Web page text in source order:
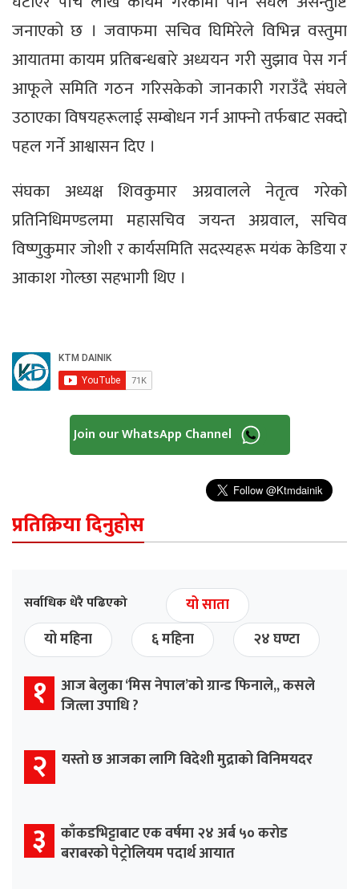
जनाएको छ । जवाफमा सचिव घिमिरेले विभिन्न वस्तुमा
आयातमा कायम प्रतिबन्धबारे अध्ययन गरी सुझाव पेस गर्न
आफूले समिति गठन गरिसकेको जानकारी गराउँदै संघले
उठाएका विषयहरूलाई सम्बोधन गर्न आफ्नो तर्फबाट सक्दो
पहल गर्ने आश्वासन दिए ।
संघका अध्यक्ष शिवकुमार अग्रवालले नेतृत्व गरेको
प्रतिनिधिमण्डलमा महासचिव जयन्त अग्रवाल, सचिव
विष्णुकुमार जोशी र कार्यसमिति सदस्यहरू मयंक केडिया र
आकाश गोल्छा सहभागी थिए ।
Join our WhatsApp Channel
प्रतिक्रिया दिनुहोस
सर्वाधिक धेरै पढिएको
यो साता
यो महिना
६ महिना २४ घण्टा
१ आज बेलुका ‘मिस नेपाल’को ग्रान्ड फिनाले,, कसले
जित्ला उपाधि ?
२ यस्तो छ आजका लागि विदेशी मुद्राको विनिमयदर
३ काँकडभिट्टाबाट एक वर्षमा २४ अर्ब ५० करोड
बराबरको पेट्रोलियम पदार्थ आयात